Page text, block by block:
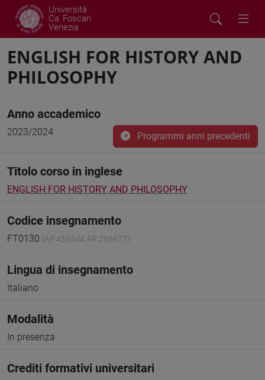
Università
Ca' Foscari
Venezia
ENGLISH FOR HISTORY AND
PHILOSOPHY
Anno accademico
2023/2024 Programmi anni precedenti
Titolo corso in inglese
ENGLISH FOR HISTORY AND PHILOSOPHY
Codice insegnamento
FT0130 (AF:459544 AR:266617)
Lingua di insegnamento
Italiano
Modalità
In presenza
Crediti formativi universitari